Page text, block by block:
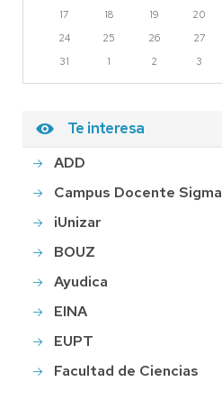
17
18 19 20
24
25 26 27
31
1 2 3
Te interesa
ADD
Campus Docente Sigma
iUnizar
BOUZ
Ayudica
EINA
EUPT
Facultad de Ciencias